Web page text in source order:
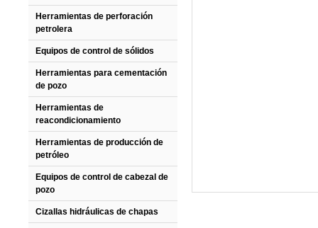
Herramientas de perforación
petrolera
Equipos de control de sólidos
Herramientas para cementación
de pozo
Herramientas de
reacondicionamiento
Herramientas de producción de
petróleo
Equipos de control de cabezal de
pozo
Cizallas hidráulicas de chapas